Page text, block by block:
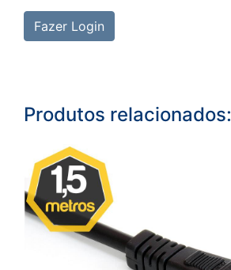
Fazer Login
Produtos relacionados: